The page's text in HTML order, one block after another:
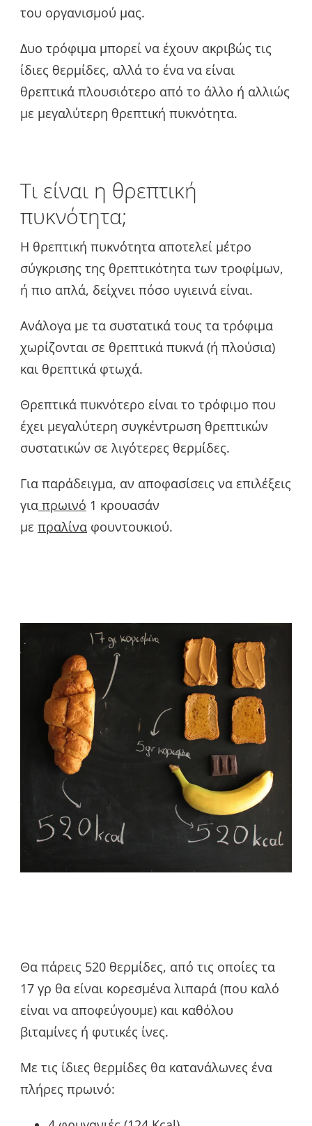
του οργανισμού μας.
Δυο τρόφιμα μπορεί να έχουν ακριβώς τις
ίδιες θερμίδες, αλλά το ένα να είναι
θρεπτικά πλουσιότερο από το άλλο ή αλλιώς
με μεγαλύτερη θρεπτική πυκνότητα.
Τι είναι η θρεπτική
πυκνότητα;
Η θρεπτική πυκνότητα αποτελεί μέτρο
σύγκρισης της θρεπτικότητα των τροφίμων,
ή πιο απλά, δείχνει πόσο υγιεινά είναι.
Ανάλογα με τα συστατικά τους τα τρόφιμα
χωρίζονται σε θρεπτικά πυκνά (ή πλούσια)
και θρεπτικά φτωχά.
Θρεπτικά πυκνότερο είναι το τρόφιμο που
έχει μεγαλύτερη συγκέντρωση θρεπτικών
συστατικών σε λιγότερες θερμίδες.
Για παράδειγμα, αν αποφασίσεις να επιλέξεις
για πρωινό 1 κρουασάν
με πραλίνα φουντουκιού.
Θα πάρεις 520 θερμίδες, από τις οποίες τα
17 γρ θα είναι κορεσμένα λιπαρά (που καλό
είναι να αποφεύγουμε) και καθόλου
βιταμίνες ή φυτικές ίνες.
Με τις ίδιες θερμίδες θα κατανάλωνες ένα
πλήρες πρωινό: